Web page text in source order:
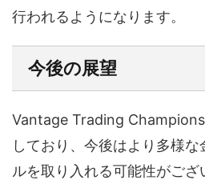
行われるようになります。
今後の展望
Vantage Trading
しており、今後はより多様
ルを取り入れる可能性がご